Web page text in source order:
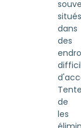
situés
dans
des
de
les